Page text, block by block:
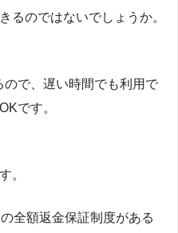
るのではないでしょうか。
で、遅い時間でも利用で
です。
。
全額返金保証制度がある